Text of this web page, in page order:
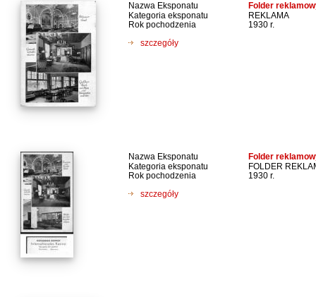
Nazwa Eksponatu Folder
Kategoria eksponatu
REKLAMA
Rok pochodzenia
1930 r.
szczegóły
Nazwa Eksponatu Folder
Kategoria eksponatu
FOLDER
Rok pochodzenia
1930 r.
szczegóły